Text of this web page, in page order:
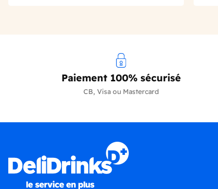
Paiement 100% sécurisé
CB, Visa ou Mastercard